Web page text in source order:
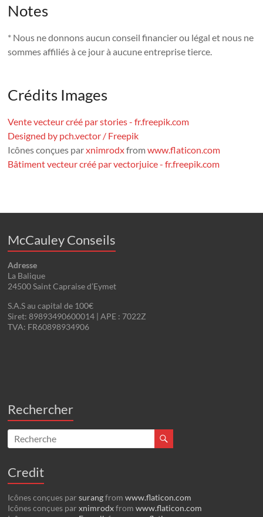
Notes
* Nous ne donnons aucun conseil financier ou légal et nous ne
sommes affiliés à ce jour à aucune entreprise tierce.
Crédits Images
Vente vecteur créé par stories - fr.freepik.com
Designed by pch.vector / Freepik
Icônes conçues parxnimrodxfromwww.flaticon.com
Bâtiment vecteur créé par vectorjuice - fr.freepik.com
McCauley Conseils
Adresse
La Balique
24500 Saint Capraise d’Eymet
S.A.S au capital de 100€
Siret: 89893490600014 | APE : 7022Z
TVA: FR60898934906
Rechercher
Credit
Icônes conçues parsurangfromwww.flaticon.com
Icônes conçues parxnimrodxfromwww.flaticon.com